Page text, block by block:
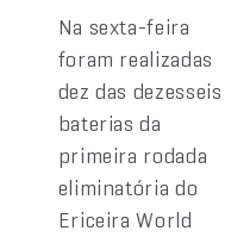
Na sexta-feira
foram realizadas
dez das dezesseis
baterias da
primeira rodada
eliminatória do
Ericeira World